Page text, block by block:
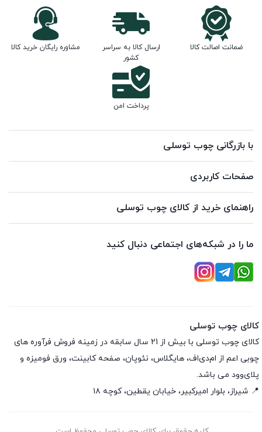
ضمانت اصالت کالا
ارسال کالا به سراسر
کشور
مشاوره رایگان خرید کالا
پرداخت امن
با بازرگانی چوب توسلی
صفحات کاربردی
راهنمای خرید از کالای چوب توسلی
ما را در شبکه‌های اجتماعی دنبال کنید
کالای چوب توسلی
کالای چوب توسلی با بیش از 21 سال سابقه در زمینه فروش فرآوره های
چوبی اعم از ام‌دی‌اف، هایگلاس، نئوپان، صفحه کابینت، ورق فومیزه و
پلای‌وود می باشد.
📍 شیراز، بلوار امیرکبیر، خیابان یقطین، کوچه ۱۸